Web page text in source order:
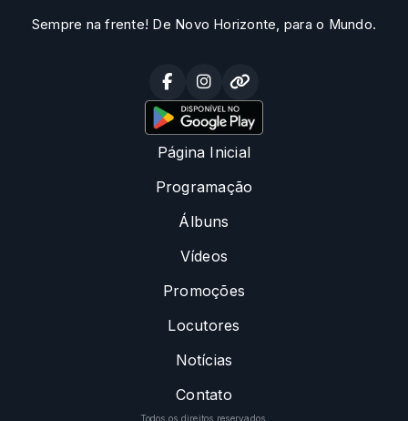
Sempre na frente! De Novo Horizonte, para o Mundo.
Página Inicial
Programação
Álbuns
Vídeos
Promoções
Locutores
Notícias
Contato
Todos os direitos reservados.